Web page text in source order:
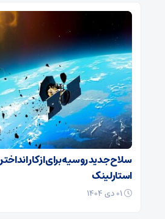
سلاح جدید روسیه برای از کار
استارلینک